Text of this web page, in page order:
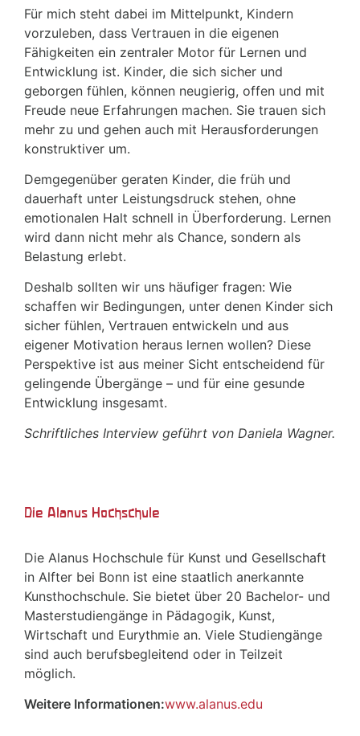
Für mich steht dabei im Mittelpunkt, Kindern
vorzuleben, dass Vertrauen in die eigenen
Fähigkeiten ein zentraler Motor für Lernen und
Entwicklung ist. Kinder, die sich sicher und
geborgen fühlen, können neugierig, offen und mit
Freude neue Erfahrungen machen. Sie trauen sich
mehr zu und gehen auch mit Herausforderungen
konstruktiver um.
Demgegenüber geraten Kinder, die früh und
dauerhaft unter Leistungsdruck stehen, ohne
emotionalen Halt schnell in Überforderung. Lernen
wird dann nicht mehr als Chance, sondern als
Belastung erlebt.
Deshalb sollten wir uns häufiger fragen: Wie
schaffen wir Bedingungen, unter denen Kinder sich
sicher fühlen, Vertrauen entwickeln und aus
eigener Motivation heraus lernen wollen? Diese
Perspektive ist aus meiner Sicht entscheidend für
gelingende Übergänge – und für eine gesunde
Entwicklung insgesamt.
Schriftliches Interview geführt von Daniela Wagner.
Die Alanus Hochschule
Die Alanus Hochschule für Kunst und Gesellschaft
in Alfter bei Bonn ist eine staatlich anerkannte
Kunsthochschule. Sie bietet über 20 Bachelor- und
Masterstudiengänge in Pädagogik, Kunst,
Wirtschaft und Eurythmie an. Viele Studiengänge
sind auch berufsbegleitend oder in Teilzeit
möglich.
Weitere Informationen:www.alanus.edu